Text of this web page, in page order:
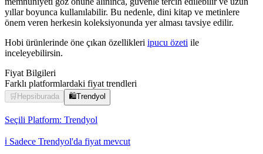
yıllar boyunca kullanılabilir. Bu nedenle, dini kitap ve metinlere
önem veren herkesin koleksiyonunda yer alması tavsiye edilir.
Hobi ürünlerinde öne çıkan özellikleri ipucu özeti ile
inceleyebilirsin.
Fiyat Bilgileri
Farklı platformlardaki fiyat trendleri
🛒 Hepsiburada 🛍️Trendyol
Seçili Platform: Trendyol
ℹ️ Sadece Trendyol'da fiyat mevcut